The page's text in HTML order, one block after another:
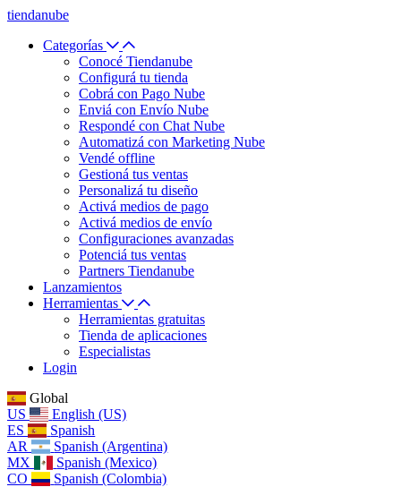
tiendanube
Categorías
Conocé Tiendanube
Configurá tu tienda
Cobrá con Pago Nube
Enviá con Envío Nube
Respondé con Chat Nube
Automatizá con Marketing Nube
Vendé offline
Gestioná tus ventas
Personalizá tu diseño
Activá medios de pago
Activá medios de envío
Configuraciones avanzadas
Potenciá tus ventas
Partners Tiendanube
Lanzamientos
Herramientas
Herramientas gratuitas
Tienda de aplicaciones
Especialistas
Login
Global
US
English (US)
ES
Spanish
AR
Spanish (Argentina)
MX
Spanish (Mexico)
CO
Spanish (Colombia)